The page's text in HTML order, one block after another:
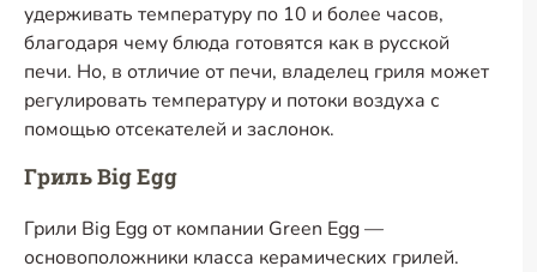
удерживать температуру по 10 и более часов,
благодаря чему блюда готовятся как в русской
печи. Но, в отличие от печи, владелец гриля может
регулировать температуру и потоки воздуха с
помощью отсекателей и заслонок.
Гриль Big Egg
Грили Big Egg от компании Green Egg —
основоположники класса керамических грилей.